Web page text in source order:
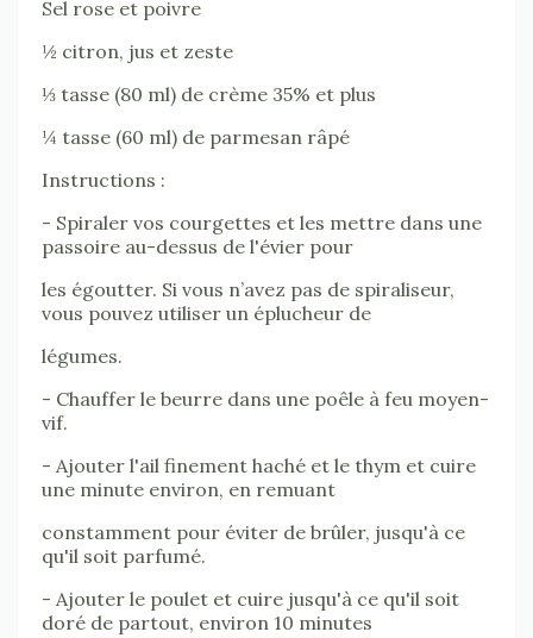
Sel rose et poivre
½ citron, jus et zeste
⅓ tasse (80 ml) de crème 35% et plus
¼ tasse (60 ml) de parmesan râpé
Instructions :
- Spiraler vos courgettes et les mettre dans une
passoire au-dessus de l'évier pour
les égoutter. Si vous n’avez pas de spiraliseur,
vous pouvez utiliser un éplucheur de
légumes.
- Chauffer le beurre dans une poêle à feu moyen-
vif.
- Ajouter l'ail finement haché et le thym et cuire
une minute environ, en remuant
constamment pour éviter de brûler, jusqu'à ce
qu'il soit parfumé.
- Ajouter le poulet et cuire jusqu'à ce qu'il soit
doré de partout, environ 10 minutes